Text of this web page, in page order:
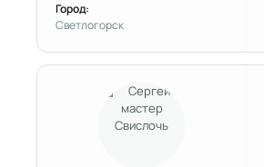
Город:
Светлогорск